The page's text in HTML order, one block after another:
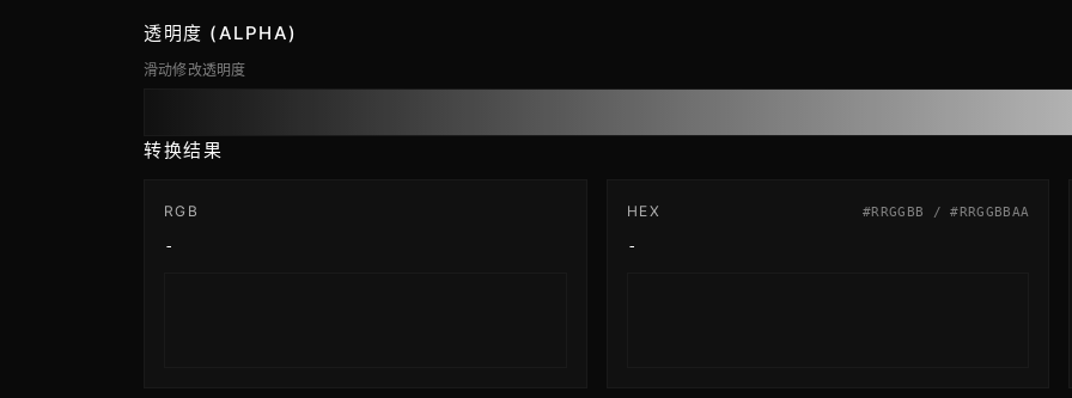
透明度 (ALPHA)
滑动修改透明度
转换结果
RGB
-
HEX #RRGGBB / #RRGGBBAA
-